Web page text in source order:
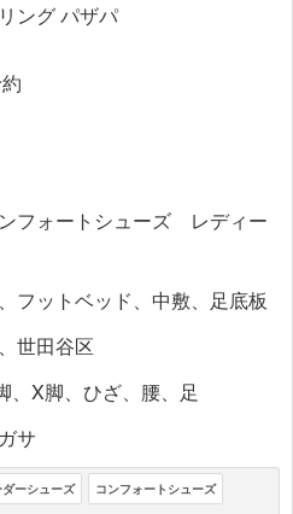
ング パザパ
フォートシューズ レディー
フットベッド、中敷、足底板
世田谷区
、X脚、ひざ、腰、足
サ
ーシューズ コンフォートシューズ